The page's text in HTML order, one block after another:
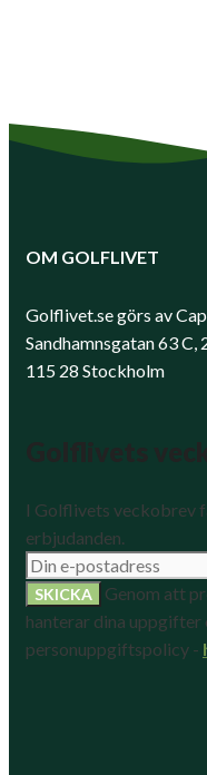
OM GOLFLIVET
Golflivet.se görs av
Sandhamnsgatan 63 C,
115 28 Stockholm
I Golflivets veckobrev
erbjudanden.
Genom att
hanterar dina
personuppgiftspolicy -